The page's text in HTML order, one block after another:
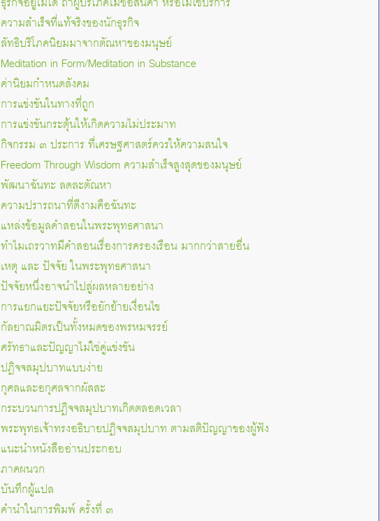
ความสำเร็จที่แท้จริงของนักธุรกิจ
ลัทธิบริโภคนิยมมาจากตัณหาของมนุษย์
Meditation in Form/Meditation in Substance
ค่านิยมกำหนดสังคม
การแข่งขันในทางที่ถูก
การแข่งขันกระตุ้นให้เกิดความไม่ประมาท
กิจกรรม ๓ ประการ ที่เศรษฐศาสตร์ควรให้ความสนใจ
Freedom Through Wisdom ความสำเร็จสูงสุดของมนุษย์
พัฒนาฉันทะ ลดละตัณหา
ความปรารถนาที่ดีงามคือฉันทะ
แหล่งข้อมูลคำสอนในพระพุทธศาสนา
ทำไมเถรวาทมีคำสอนเรื่องการครองเรือน มากกว่าสายอื่น
เหตุ และ ปัจจัย ในพระพุทธศาสนา
ปัจจัยหนึ่งอาจนำไปสู่ผลหลายอย่าง
การแยกแยะปัจจัยหรือยักย้ายเงื่อนไข
กัลยาณมิตรเป็นทั้งหมดของพรหมจรรย์
ศรัทธาและปัญญาไม่ใช่คู่แข่งขัน
ปฏิจจสมุปบาทแบบง่าย
กุศลและอกุศลจากผัสสะ
กระบวนการปฏิจจสมุปบาทเกิดตลอดเวลา
พระพุทธเจ้าทรงอธิบายปฏิจจสมุปบาท ตามสติปัญญาของผู้ฟัง
แนะนำหนังสืออ่านประกอบ
ภาคผนวก
บันทึกผู้แปล
คำนำในการพิมพ์ ครั้งที่ ๓